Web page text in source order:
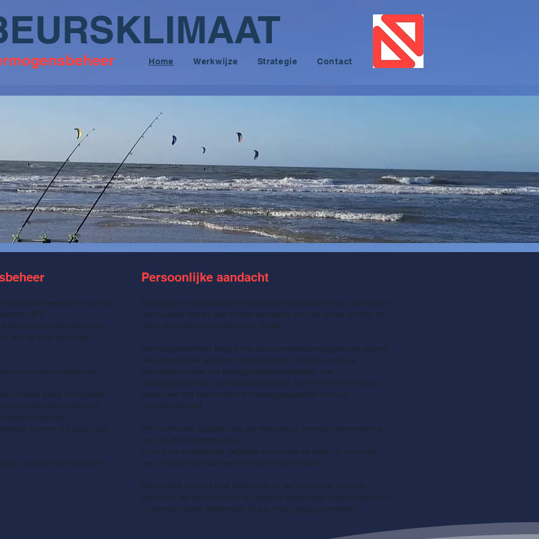
EURSKLIMAAT
Home Werkwijze Strategie Contact
en is een
B.V.
en
van de Wet financieel
een onderscheidende
goed voorspellen.
ontwikkeld waarbij de
is van de
komen vrij vaak voor
hier op deze site toegelicht.
Persoonlijke aandacht
Beleggen is onze passie en dat doen wij al decennia. U kunt erop
vertrouwen dat wij een relatie aangaan voor de lange termijn en
dat u dezelfde contactpersoon houdt.
Vermogensbeheer begint met een kennismakingsgesprek waarin
uw persoonlijke wensen centraal staan. Op basis van uw
financiële positie, uw beleggingsdoelstellingen, uw
beleggingshorizon, uw risicobereidheid, uw kennis en ervaring
stellen we het risicoprofiel en beleggingsbeleid van uw
portefeuille vast.
Wij monitoren dagelijks uw portefeuille en brengen verandering
aan als dat noodzakelijk is.
U kunt uw portefeuille dagelijks inzien via de bank. U ontvangt
van ons per kwartaal een rendementsoverzicht.
Persoonlijk contact blijft belangrijk en de frequentie hiervan
stemmen wij samen met u af. Heeft u tussentijds vragen dan kunt
u uiteraard altijd telefonisch of per mail contact opnemen.